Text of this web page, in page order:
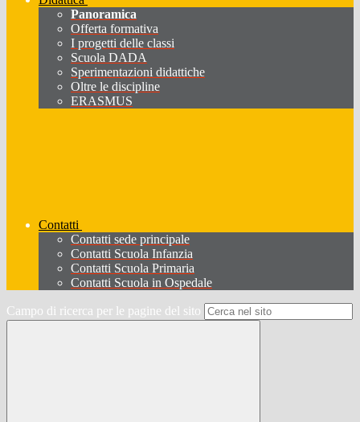
Panoramica
Offerta formativa
I progetti delle classi
Scuola DADA
Sperimentazioni didattiche
Oltre le discipline
ERASMUS
Contatti
Contatti sede principale
Contatti Scuola Infanzia
Contatti Scuola Primaria
Contatti Scuola in Ospedale
Campo di ricerca per le pagine del sito